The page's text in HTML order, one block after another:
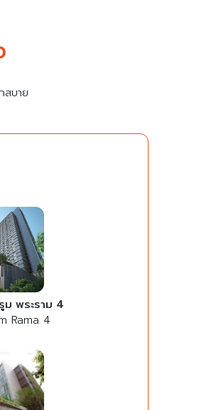
สบาย
ม พระราม 4
Rama 4